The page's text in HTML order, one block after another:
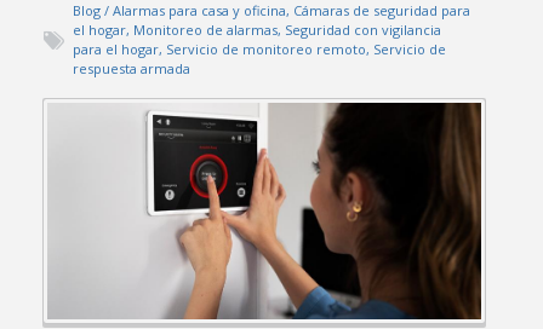
Blog /Alarmas para casa y oficina, Cámaras de seguridad para
el hogar, Monitoreo de alarmas, Seguridad con vigilancia
para el hogar, Servicio de monitoreo remoto, Servicio de
respuesta armada